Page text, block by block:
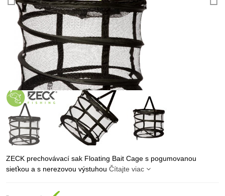
ZECK prechovávací sak Floating Bait Cage s pogumovanou
sieťkou a s nerezovou výstuhou Čítajte viac